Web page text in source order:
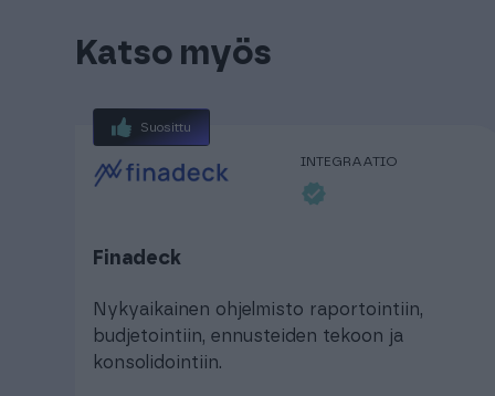
Katso myös
Suosittu
INTEGRAATIO
Finadeck
Nykyaikainen ohjelmisto raportointiin,
budjetointiin, ennusteiden tekoon ja
konsolidointiin.